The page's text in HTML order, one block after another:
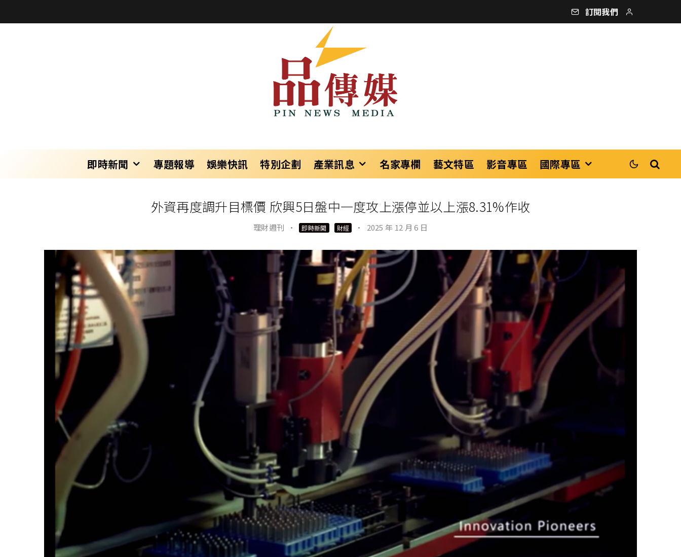
訂閱我們
即時新聞 專題報導 娛樂快訊 特別企劃 產業訊息 名家專欄 藝文特區 影音專區 國際專區
外資再度調升目標價 欣興5日盤中一度攻上漲停並以上漲8.31%作收
理財週刊 · 即時新聞 財經 · 2025 年 12 月 6 日